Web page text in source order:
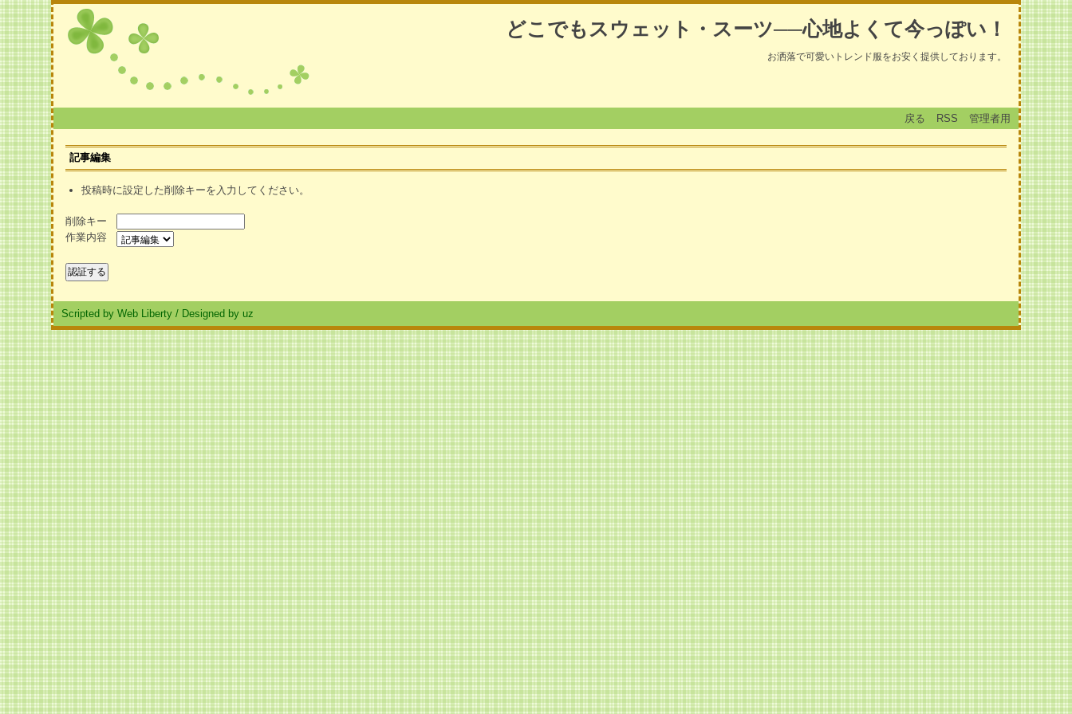
どこでもスウェット・スーツ──心地よくて今っぽい！
お洒落で可愛いトレンド服をお安く提供しております。
戻る RSS 管理者用
記事編集
投稿時に設定した削除キーを入力してください。
削除キー
作業内容
Scripted by Web Liberty / Designed by uz